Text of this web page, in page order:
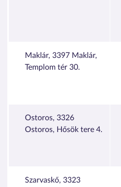
Maklár, 3397 Maklár,
Templom tér 30.
Ostoros, 3326
Ostoros, Hősök tere 4.
Szarvaskő, 3323